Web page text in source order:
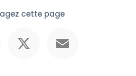
cette page